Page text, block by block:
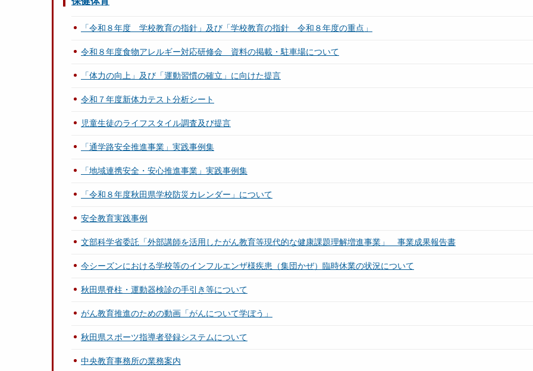
「令和８年度 学校教育の指針」及び「学校教育の指針 令和８年度の重点」
令和８年度食物アレルギー対応研修会 資料の掲載・駐車場について
「体力の向上」及び「運動習慣の確立」に向けた提言
令和７年度新体力テスト分析シート
児童生徒のライフスタイル調査及び提言
「通学路安全推進事業」実践事例集
「地域連携安全・安心推進事業」実践事例集
「令和８年度秋田県学校防災カレンダー」について
安全教育実践事例
文部科学省委託「外部講師を活用したがん教育等現代的な健康課題理解増進事業」 事業成果報告書
今シーズンにおける学校等のインフルエンザ様疾患（集団かぜ）臨時休業の状況について
秋田県脊柱・運動器検診の手引き等について
がん教育推進のための動画「がんについて学ぼう」
秋田県スポーツ指導者登録システムについて
中央教育事務所の業務案内